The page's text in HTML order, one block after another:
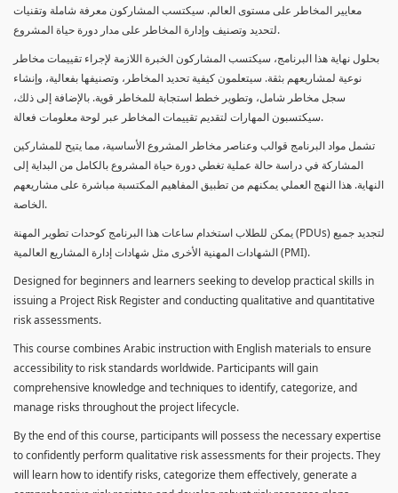
معايير المخاطر على مستوى العالم. سيكتسب المشاركون معرفة شاملة وتقنيات
لتحديد وتصنيف وإدارة المخاطر على مدار دورة حياة المشروع.
بحلول نهاية هذا البرنامج، سيكتسب المشاركون الخبرة اللازمة لإجراء تقييمات مخاطر
نوعية لمشاريعهم بثقة. سيتعلمون كيفية تحديد المخاطر، وتصنيفها بفعالية، وإنشاء
سجل مخاطر شامل، وتطوير خطط استجابة للمخاطر قوية. بالإضافة إلى ذلك،
سيكتسبون المهارات لتقديم تقييمات المخاطر عبر لوحة معلومات فعالة.
تشمل مواد البرنامج قوالب وعناصر مخاطر المشروع الأساسية، مما يتيح للمشاركين
المشاركة في دراسة حالة عملية تغطي دورة حياة المشروع بالكامل من البداية إلى
النهاية. هذا النهج العملي يمكنهم من تطبيق المفاهيم المكتسبة مباشرة على مشاريعهم
الخاصة.
يمكن للطلاب استخدام ساعات هذا البرنامج كوحدات تطوير المهنة (PDUs) لتجديد جميع
الشهادات المهنية الأخرى مثل شهادات إدارة المشاريع العالمية (PMI).
Designed for beginners and learners seeking to develop practical skills in
issuing a Project Risk Register and conducting qualitative and quantitative
risk assessments.
This course combines Arabic instruction with English materials to ensure
accessibility to risk standards worldwide. Participants will gain
comprehensive knowledge and techniques to identify, categorize, and
manage risks throughout the project lifecycle.
By the end of this course, participants will possess the necessary expertise
to confidently perform qualitative risk assessments for their projects. They
will learn how to identify risks, categorize them effectively, generate a